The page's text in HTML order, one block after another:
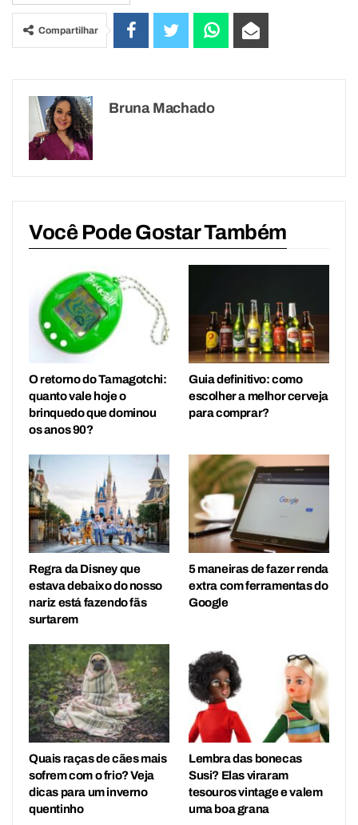
Compartilhar
Bruna Machado
Você Pode Gostar Também
O retorno do Tamagotchi:
quanto vale hoje o
brinquedo que dominou
os anos 90?
Guia definitivo: como
escolher a melhor cerveja
para comprar?
Regra da Disney que
estava debaixo do nosso
nariz está fazendo fãs
surtarem
5 maneiras de fazer renda
extra com ferramentas do
Google
Quais raças de cães mais
sofrem com o frio? Veja
dicas para um inverno
quentinho
Lembra das bonecas
Susi? Elas viraram
tesouros vintage e valem
uma boa grana